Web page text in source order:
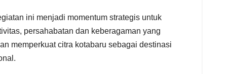
ini menjadi momentum strategis untuk
persahabatan dan keberagaman yang
memperkuat citra kotabaru sebagai destinasi